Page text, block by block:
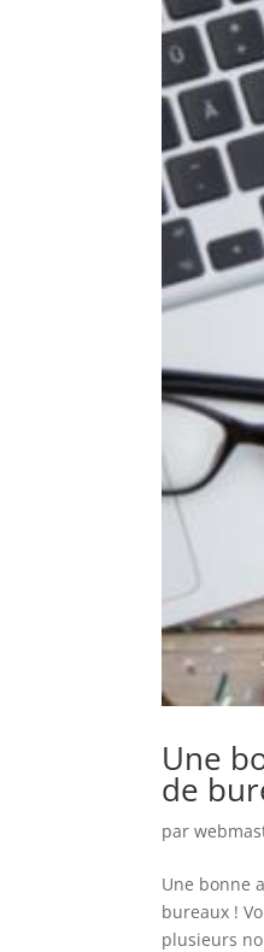
Une
de
par
Une bonne
bureaux !
plusieurs